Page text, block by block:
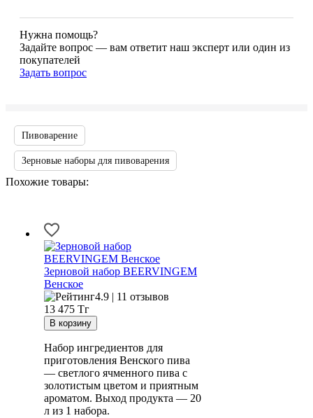
Нужна помощь?
Задайте вопрос — вам ответит наш эксперт или один из
покупателей
Задать вопрос
Пивоварение
Зерновые наборы для пивоварения
Похожие товары:
Зерновой набор BEERVINGEM
Венское
4.9 | 11 отзывов
13 475 Тг
Набор ингредиентов для
приготовления Венского пива
— светлого ячменного пива с
золотистым цветом и приятным
ароматом. Выход продукта — 20
л из 1 набора.